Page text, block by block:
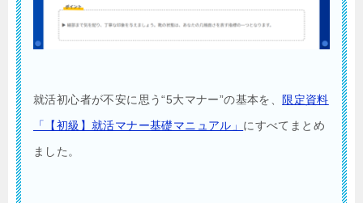
就活初心者が不安に思う“5大マナー”の基本を、
限定資料
「【初級】就活マナー基礎マニュアル」 にすべてまとめ
ました。